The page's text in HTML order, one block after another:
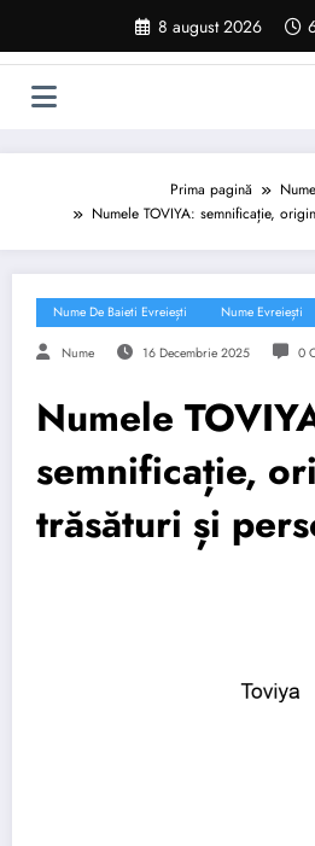
conținut
8 august 2026
Prima pagină
Numele TOVIYA: semnificație,
Nume De Baieti Evreiești Nume Evreiești
Nume 16 Decembrie 2025 0
Numele
semnificație,
trăsături și